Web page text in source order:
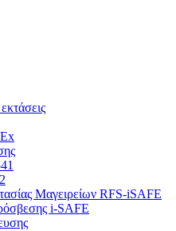
Μαγειρείων RFS-iSAFE
i-SAFE